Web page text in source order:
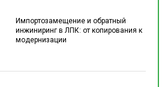
Импортозамещение и обратный
инжиниринг в ЛПК: от копирования к
модернизации